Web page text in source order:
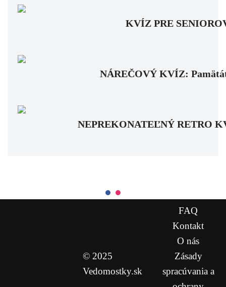
KVÍZ PRE
NÁREČOVÝ KVÍZ:
NEPREKONATEĽNÝ RETRO
© 2025
Vedomostky.sk
FAQ
Kontakt
O nás
Zásady
spracúvania a